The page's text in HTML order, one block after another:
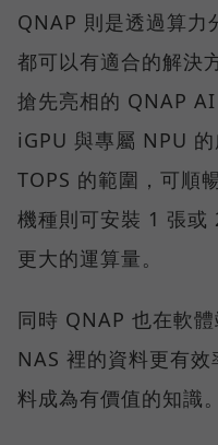
QNAP 則是透過算力
都可以有適合的解
搶先亮相的 QNAP
iGPU 與專屬 NPU
TOPS 的範圍，可順
機種則可安裝 1 張
更大的運算量。
同時 QNAP 也在軟
NAS 裡的資料更有
料成為有價值的知識。